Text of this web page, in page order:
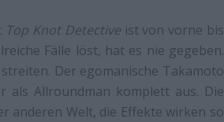
Top Knot Detectiveist von vorne bis
Fälle löst, hat es nie gegeben.
Der egomanische Takamoto
als Allroundman komplett aus. Die
anderen Welt, die Effekte wirken so